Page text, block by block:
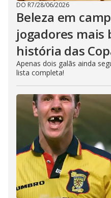
DO R7/28/06/2026
Beleza em
jogadores mais
história das
Apenas dois galãs ainda
lista completa!